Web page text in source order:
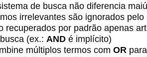
de busca não diferencia
irrelevantes são ignorados
recuperados por padrão apenas
(ex.: AND é implícito)
múltiplos termos com OR